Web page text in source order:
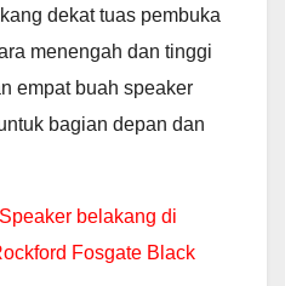
dekat tuas pembuka
menengah dan tinggi
empat buah speaker
bagian depan dan